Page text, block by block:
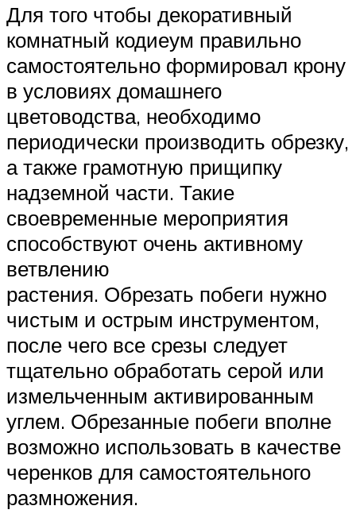
Для того чтобы декоративный
комнатный кодиеум правильно
самостоятельно формировал крону
в условиях домашнего
цветоводства, необходимо
периодически производить обрезку,
а также грамотную прищипку
надземной части. Такие
своевременные мероприятия
способствуют очень активному
ветвлению
растения. Обрезать побеги нужно
чистым и острым инструментом,
после чего все срезы следует
тщательно обработать серой или
измельченным активированным
углем. Обрезанные побеги вполне
возможно использовать в качестве
черенков для самостоятельного
размножения.